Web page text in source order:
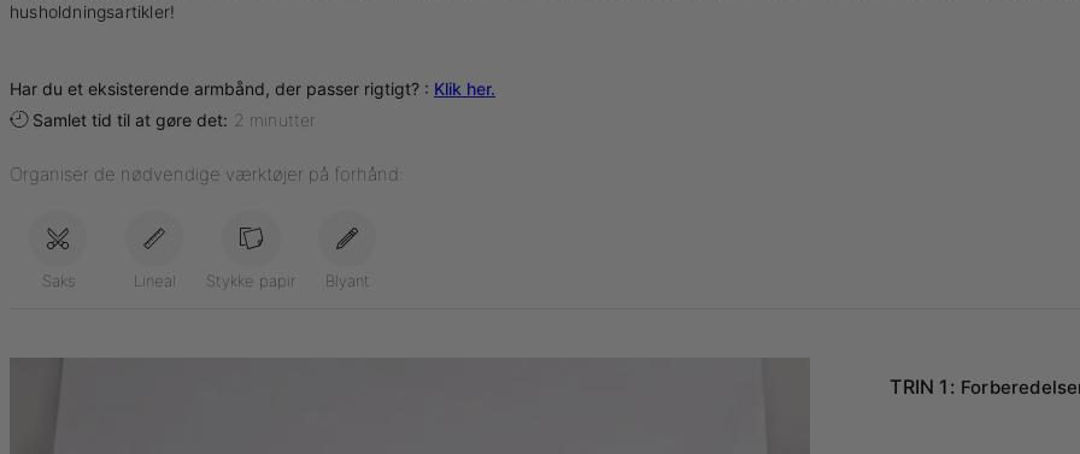
husholdningsartikler!
Har du et eksisterende armbånd, der passer rigtigt? : Klik her.
Samlet tid til at gøre det: 2 minutter
Organiser de nødvendige værktøjer på forhånd:
Saks Lineal Stykke papir Blyant
TRIN 1: